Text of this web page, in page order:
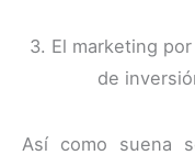
3. El marketing
de
Así como suena